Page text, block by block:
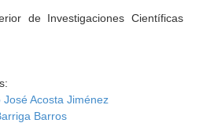
de Investigaciones Científicas
José Acosta Jiménez
Barros